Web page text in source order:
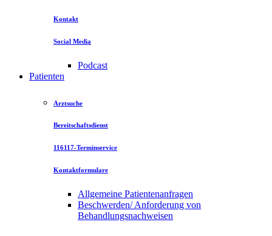
Kontakt
Social Media
Podcast
Patienten
Arztsuche
Bereitschaftsdienst
116117-Terminservice
Kontaktformulare
Allgemeine Patientenanfragen
Beschwerden/ Anforderung von
Behandlungsnachweisen